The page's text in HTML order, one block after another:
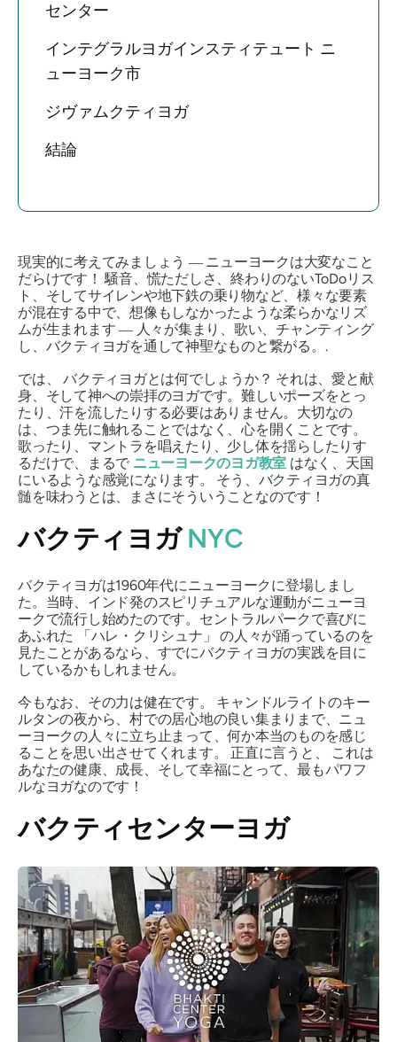
センター
インテグラルヨガインスティテュート ニ
ューヨーク市
ジヴァムクティヨガ
結論
現実的に考えてみましょう ― ニューヨークは大変なこと
だらけです！ 騒音、慌ただしさ、終わりのないToDoリス
ト、そしてサイレンや地下鉄の乗り物など、様々な要素
が混在する中で、想像もしなかったような柔らかなリズ
ムが生まれます ― 人々が集まり、歌い、チャンティング
し、バクティヨガを通して神聖なものと繋がる。.
では、バクティヨガとは何でしょうか？ それは、愛と献
身、そして神への崇拝のヨガです。難しいポーズをとっ
たり、汗を流したりする必要はありません。大切なの
は、つま先に触れることではなく、心を開くことです。
歌ったり、マントラを唱えたり、少し体を揺らしたりす
るだけで、まるで ニューヨークのヨガ教室 はなく、天国
にいるような感覚になります。 そう、バクティヨガの真
髄を味わうとは、まさにそういうことなのです！
バクティヨガNYC
バクティヨガは1960年代にニューヨークに登場しまし
た。当時、インド発のスピリチュアルな運動がニューヨ
ークで流行し始めたのです。セントラルパークで喜びに
あふれた
「ハレ・クリシュナ」
の人々が踊っているのを
見たことがあるなら、すでにバクティヨガの実践を目に
しているかもしれません。
今もなお、その力は健在です。
キャンドルライトのキー
ルタンの夜から、村での居心地の良い集まりまで、ニュ
ーヨークの人々に立ち止まって、何か本当のものを感じ
ることを思い出させてくれます。 正直に言うと、 これは
あなたの健康、成長、そして幸福にとって、最もパワフ
ルなヨガなのです！
バクティセンターヨガ